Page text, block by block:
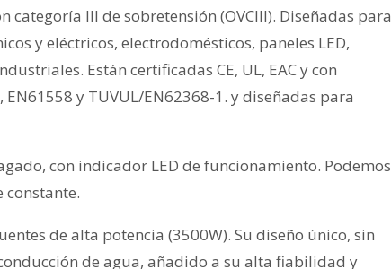
III de sobretensión (OVCIII). Diseñadas para
y eléctricos, electrodomésticos, paneles LED,
Están certificadas CE, UL, EAC y con
y TUVUL/EN62368-1. y diseñadas para
con indicador LED de funcionamiento. Podemos
de alta potencia (3500W). Su diseño único, sin
de agua, añadido a su alta fiabilidad y